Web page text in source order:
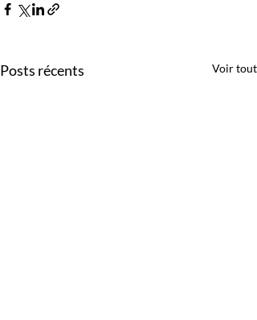
Posts récents Voir tout